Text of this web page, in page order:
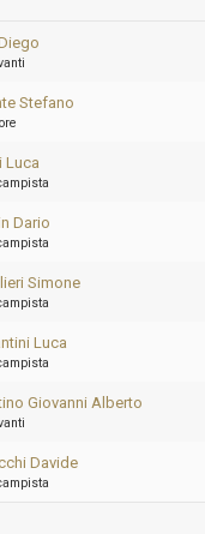
Stefano
Luca
Dario
Simone
Luca
Giovanni Alberto
Davide